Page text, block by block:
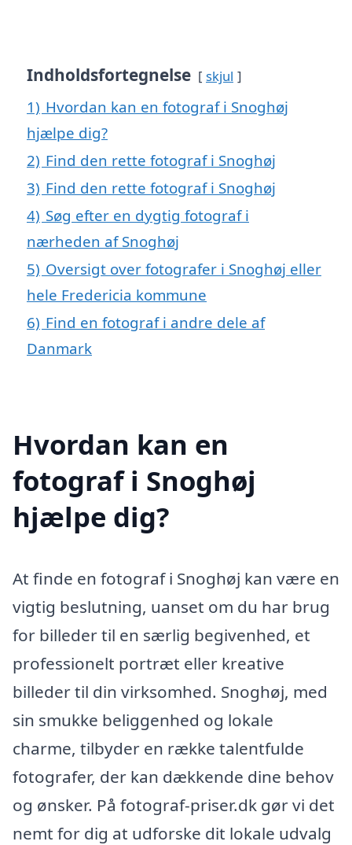
Indholdsfortegnelse skjul
1) Hvordan kan en fotograf i Snoghøj
hjælpe dig?
2) Find den rette fotograf i Snoghøj
3) Find den rette fotograf i Snoghøj
4) Søg efter en dygtig fotograf i
nærheden af Snoghøj
5) Oversigt over fotografer i Snoghøj eller
hele Fredericia kommune
6) Find en fotograf i andre dele af
Danmark
Hvordan kan en
fotograf i Snoghøj
hjælpe dig?
At finde en fotograf i Snoghøj kan være en
vigtig beslutning, uanset om du har brug
for billeder til en særlig begivenhed, et
professionelt portræt eller kreative
billeder til din virksomhed. Snoghøj, med
sin smukke beliggenhed og lokale
charme, tilbyder en række talentfulde
fotografer, der kan dækkende dine behov
og ønsker. På fotograf-priser.dk gør vi det
nemt for dig at udforske dit lokale udvalg